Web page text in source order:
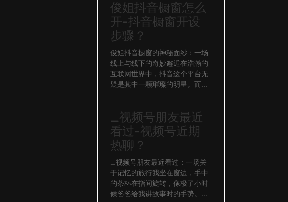
俊姐抖音橱窗怎么
开-抖音橱窗开设
步骤？
俊姐抖音橱窗的神秘面纱：一场
线上与线下的奇妙邂逅在浩瀚的
互联网世界中，抖音这个平台无
疑是其中一颗璀璨的明星。而...
_视频号朋友最近
看过-视频号近期
热聊？
_视频号朋友最近看过：一场关
于记忆的旅行我坐在窗边，手中
的茶杯在指间旋转，像极了小时
候爸爸给我讲故事时的手势。...